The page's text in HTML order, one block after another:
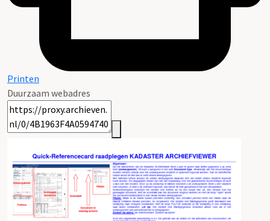
Printen
Duurzaam webadres